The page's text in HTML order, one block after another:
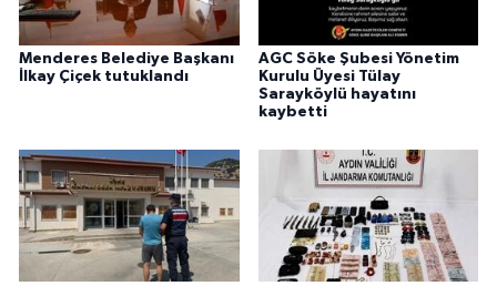
Menderes Belediye Başkanı
İlkay Çiçek tutuklandı
AGC Söke Şubesi Yönetim
Kurulu Üyesi Tülay
Sarayköylü hayatını
kaybetti